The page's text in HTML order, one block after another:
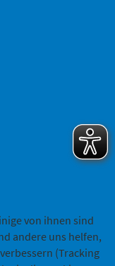
von ihnen sind
andere uns helfen,
(Tracking